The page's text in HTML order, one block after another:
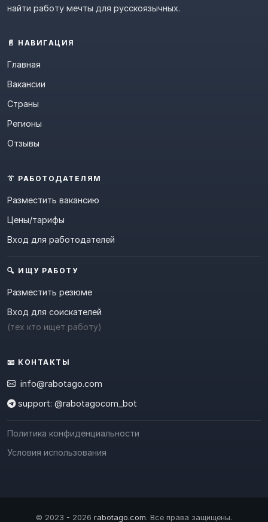
найти работу мечты для русскоязычных.
📄 НАВИГАЦИЯ
Главная
Вакансии
Страны
Регионы
Отзывы
👔 РАБОТОДАТЕЛЯМ
Разместить вакансию
Цены/тарифы
Вход для работодателей
🔍 ИЩУ РАБОТУ
Разместить резюме
Вход для соискателей
(тех кто ищет работу)
📧 КОНТАКТЫ
info@rabotago.com
support: @rabotagocom_bot
Политика конфиденциальности
Условия использования
© 2023 - 2026 rabotago.com. Все права защищены.